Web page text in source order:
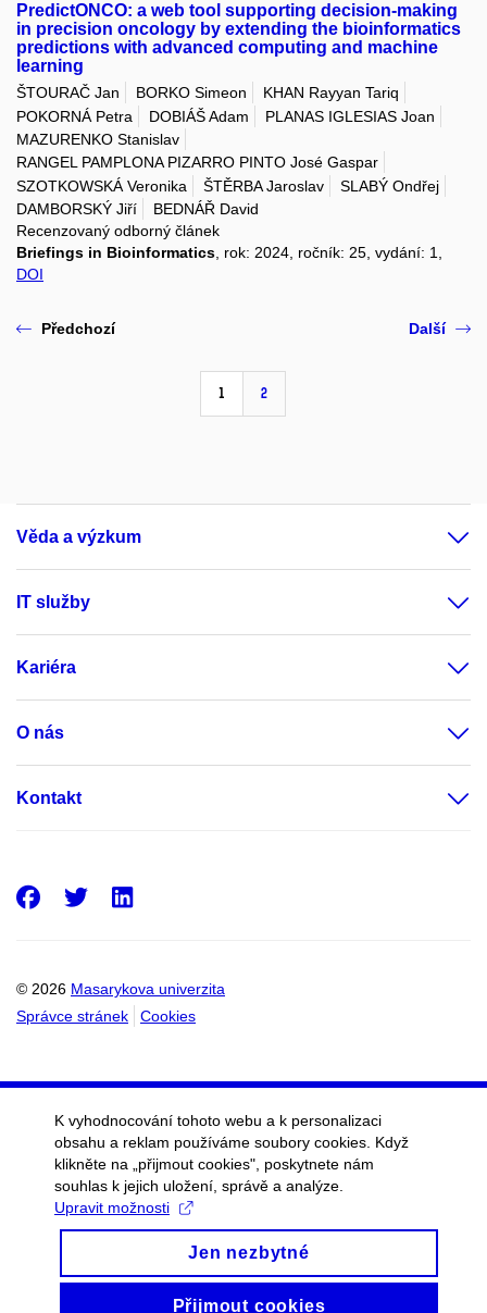
PredictONCO: a web tool supporting decision-making
in precision oncology by extending the bioinformatics
predictions with advanced computing and machine
learning
ŠTOURAČ Jan BORKO Simeon
KHAN Rayyan Tariq
POKORNÁ Petra
DOBIÁŠ Adam
PLANAS IGLESIAS Joan
MAZURENKO Stanislav
RANGEL PAMPLONA PIZARRO PINTO José Gaspar
SZOTKOWSKÁ Veronika
ŠTĚRBA Jaroslav
SLABÝ Ondřej
DAMBORSKÝ Jiří
BEDNÁŘ David
Recenzovaný odborný článek
Briefings in Bioinformatics , rok: 2024, ročník: 25, vydání: 1,
DOI
Předchozí
1 2
Další
Věda a výzkum
IT služby
Kariéra
O nás
Kontakt
© 2026 Masarykova univerzita
Správce stránek
Cookies
Facebook
Twitter
K vyhodnocování tohoto webu a k personalizaci
obsahu a reklam používáme soubory cookies. Když
klikněte na „přijmout cookies", poskytnete nám
souhlas k jejich uložení, správě a analýze.
Upravit možnosti
Jen nezbytné
Přijmout cookies